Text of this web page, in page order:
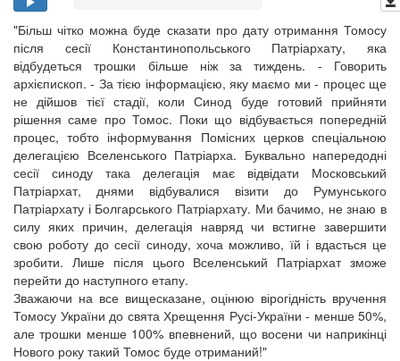
"Більш чітко можна буде сказати про дату отримання Томосу
після сесії Константинопольського Патріархату, яка
відбудеться трошки більше ніж за тиждень. - Говорить
архієпископ. - За тією інформацією, яку маємо ми - процес ще
не дійшов тієї стадії, коли Синод буде готовий прийняти
рішення саме про Томос. Поки що відбувається попередній
процес, тобто інформування Помісних церков спеціальною
делегацією Вселенського Патріарха. Буквально напередодні
сесії синоду така делегація має відвідати Московський
Патріархат, днями відбувалися візити до Румунського
Патріархату і Болгарського Патріархату. Ми бачимо, не знаю в
силу яких причин, делегація навряд чи встигне завершити
свою роботу до сесії синоду, хоча можливо, їй і вдасться це
зробити. Лише після цього Вселенський Патріархат зможе
перейти до наступного етапу.
Зважаючи на все вищесказане, оцінюю вірогідність вручення
Томосу України до свята Хрещення Русі-України - менше 50%,
але трошки менше 100% впевнений, що восени чи наприкінці
Нового року такий Томос буде отриманий!"